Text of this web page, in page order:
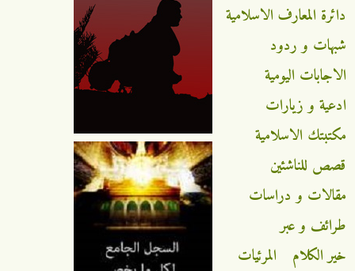
دائرة المعارف الاسلامية
شبهات و ردود
الاجابات اليومية
ادعية و زيارات
مكتبتك الاسلامية
قصص للناشئين
مقالات و دراسات
طرائف و عبر
خير الكلام
المرئيات